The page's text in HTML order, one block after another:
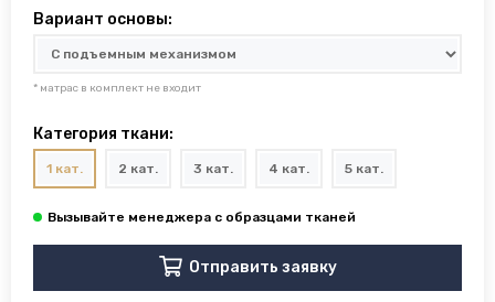
Вариант основы:
* матрас в комплект не входит
Категория ткани:
1 кат. 2 кат. 3 кат. 4 кат. 5 кат.
Отправить заявку